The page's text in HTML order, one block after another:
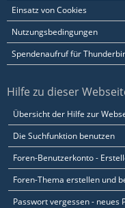
Einsatz von Cookies
Nutzungsbedingungen
Spendenaufruf für
Hilfe zu dieser
Übersicht der Hilfe zur
Die Suchfunktion benutzen
Foren-Benutzerkonto -
Foren-Thema erstellen und
Passwort vergessen - neues